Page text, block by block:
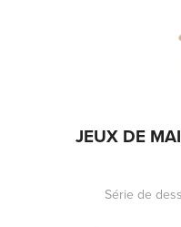
JEUX DE
Série de